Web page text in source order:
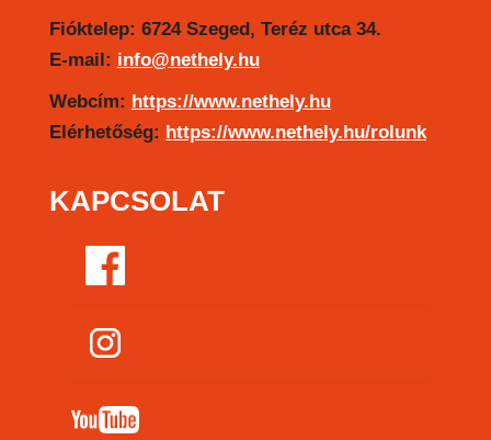
Fióktelep: 6724 Szeged, Teréz utca 34.
E-mail: info@nethely.hu
Webcím: https://www.nethely.hu
Elérhetőség: https://www.nethely.hu/rolunk
KAPCSOLAT